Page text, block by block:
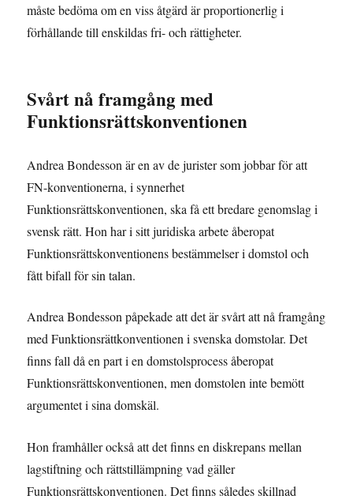
måste bedöma om en viss åtgärd är proportionerlig i
förhållande till enskildas fri- och rättigheter.
Svårt nå framgång med
Funktionsrättskonventionen
Andrea Bondesson är en av de jurister som jobbar för att
FN-konventionerna, i synnerhet
Funktionsrättskonventionen, ska få ett bredare genomslag i
svensk rätt. Hon har i sitt juridiska arbete åberopat
Funktionsrättskonventionens bestämmelser i domstol och
fått bifall för sin talan.
Andrea Bondesson påpekade att det är svårt att nå framgång
med Funktionsrättkonventionen i svenska domstolar. Det
finns fall då en part i en domstolsprocess åberopat
Funktionsrättskonventionen, men domstolen inte bemött
argumentet i sina domskäl.
Hon framhåller också att det finns en diskrepans mellan
lagstiftning och rättstillämpning vad gäller
Funktionsrättskonventionen. Det finns således skillnad